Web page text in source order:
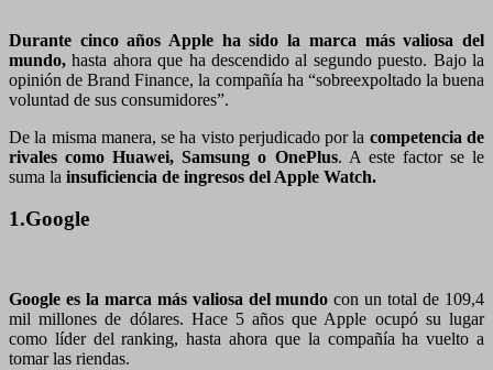
Durante cinco años Apple ha sido la marca más valiosa del
mundo, hasta ahora que ha descendido al segundo puesto. Bajo la
opinión de Brand Finance, la compañía ha “sobreexpoltado la buena
voluntad de sus consumidores”.
De la misma manera, se ha visto perjudicado por la competencia de
rivales como Huawei, Samsung o OnePlus. A este factor se le
suma la insuficiencia de ingresos del Apple Watch.
1.Google
Google es la marca más valiosa del mundo con un total de 109,4
mil millones de dólares. Hace 5 años que Apple ocupó su lugar
como líder del ranking, hasta ahora que la compañía ha vuelto a
tomar las riendas.